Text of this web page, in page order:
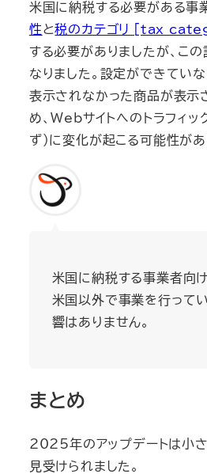
米国に納税する必要がある事
性と税のカテゴリ
する必要がありましたが、こ
なりました。設定ができてい
表示されなかった商品が表示
め、Webサイトへのトラフィッ
ず）に変化が起こる可能性があ
米国に納税する事業者向
米国以外で事業を行って
響はありません。
まとめ
2025年のアップデートは小
見受けられました。